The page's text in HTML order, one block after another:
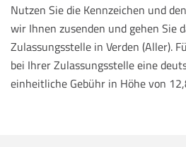
Nutzen Sie die Kennzeichen und
wir Ihnen zusenden und gehen Sie
Zulassungsstelle in Verden (Aller).
bei Ihrer Zulassungsstelle eine
einheitliche Gebühr in Höhe von